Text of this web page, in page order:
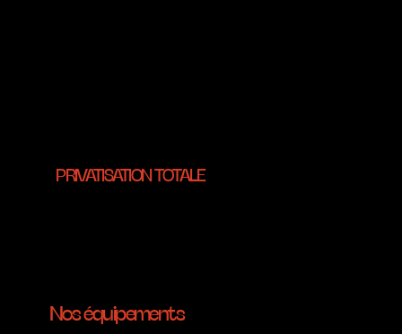
Nos équipements
PRIVATISATION TOTALE